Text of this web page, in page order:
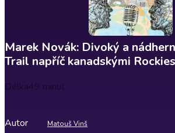
Marek Novák: Divoký a
Trail napříč kanadskými Rockies
Délka49 minut
Autor Matouš Vinš